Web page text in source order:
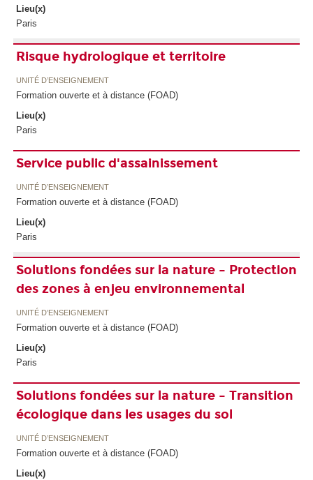
Lieu(x)
Paris
Risque hydrologique et territoire
UNITÉ D’ENSEIGNEMENT
Formation ouverte et à distance (FOAD)
Lieu(x)
Paris
Service public d'assainissement
UNITÉ D’ENSEIGNEMENT
Formation ouverte et à distance (FOAD)
Lieu(x)
Paris
Solutions fondées sur la nature – Protection
des zones à enjeu environnemental
UNITÉ D’ENSEIGNEMENT
Formation ouverte et à distance (FOAD)
Lieu(x)
Paris
Solutions fondées sur la nature – Transition
écologique dans les usages du sol
UNITÉ D’ENSEIGNEMENT
Formation ouverte et à distance (FOAD)
Lieu(x)